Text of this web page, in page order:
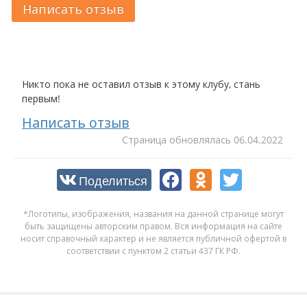
Написать отзыв
Никто пока не оставил отзыв к этому клубу, стань
первым!
Написать отзыв
Cтраница обновлялась 06.04.2022
Поделиться
*Логотипы, изображения, названия на данной странице могут
быть защищены авторским правом. Вся информация на сайте
носит справочный характер и не является публичной офертой в
соответствии с пунктом 2 статьи 437 ГК РФ.